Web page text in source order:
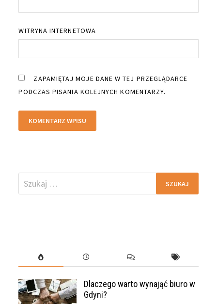
WITRYNA INTERNETOWA
ZAPAMIĘTAJ MOJE DANE W TEJ PRZEGLĄDARCE
PODCZAS PISANIA KOLEJNYCH KOMENTARZY.
Szukaj:
Dlaczego warto wynająć biuro w
Gdyni?